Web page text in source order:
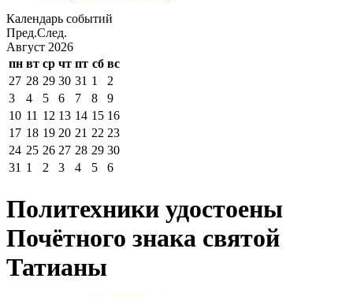
Календарь событий
Пред.След.
Август 2026
пн вт ср чт пт сб вс
27 28 29 30 31 1
2
3
4 5 6 7 8
9
10 11 12 13 14 15 16
17 18 19 20 21 22 23
24 25 26 27 28 29 30
31 1 2 3 4 5 6
Политехники удостоены
Почётного знака святой
Татианы